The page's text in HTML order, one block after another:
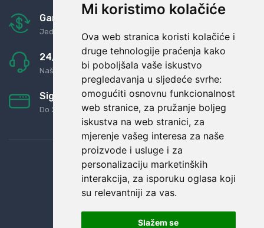
Mi koristimo kolačiće
Ova web stranica koristi kolačiće i
druge tehnologije praćenja kako
bi poboljšala vaše iskustvo
pregledavanja u sljedeće svrhe:
omogućiti osnovnu funkcionalnost
web stranice, za pružanje boljeg
iskustva na web stranici, za
mjerenje vašeg interesa za naše
proizvode i usluge i za
personalizaciju marketinških
interakcija, za isporuku oglasa koji
su relevantniji za vas.
Slažem se
Garancija u povrat novaca
Jednostavno pravilo: Roba za novac
24/7 odlična podrška
Naši agenti uvijek na raspolaganju
Sigurno obročno plaćanje
Do 24 rata bez kamata